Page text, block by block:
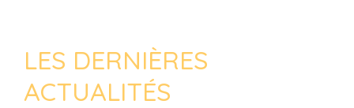
LES DERNIÈRES
ACTUALITÉS